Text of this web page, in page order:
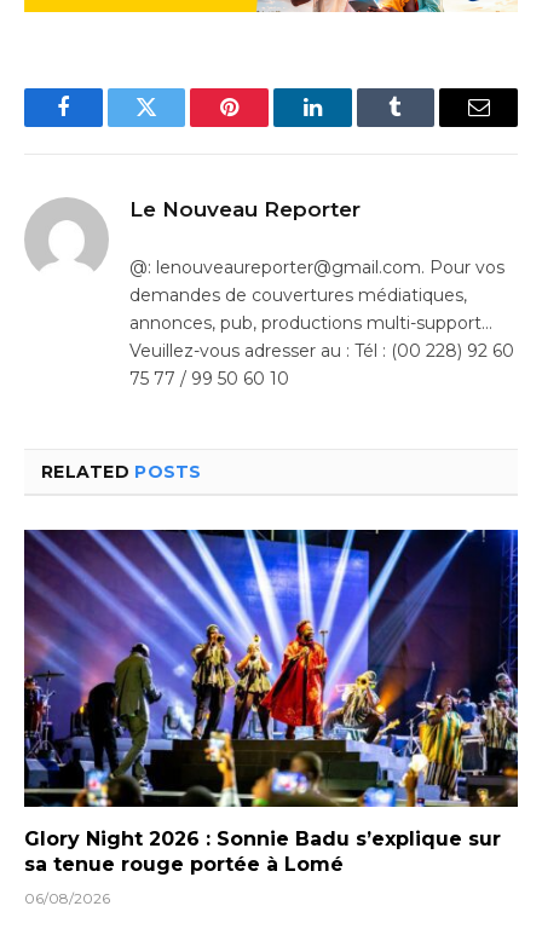
FacebookTwitter Pinterest LinkedInTumblr Email
Le Nouveau Reporter
@: lenouveaureporter@gmail.com. Pour vos
demandes de couvertures médiatiques,
annonces, pub, productions multi-support…
Veuillez-vous adresser au : Tél : (00 228) 92 60
75 77 / 99 50 60 10
RELATED POSTS
Glory Night 2026 : Sonnie Badu s’explique sur
sa tenue rouge portée à Lomé
06/08/2026